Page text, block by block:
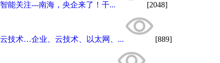
智能关注---南海，央企来了！干... [2048]
云技术…企业、云技术、以太网、... [889]